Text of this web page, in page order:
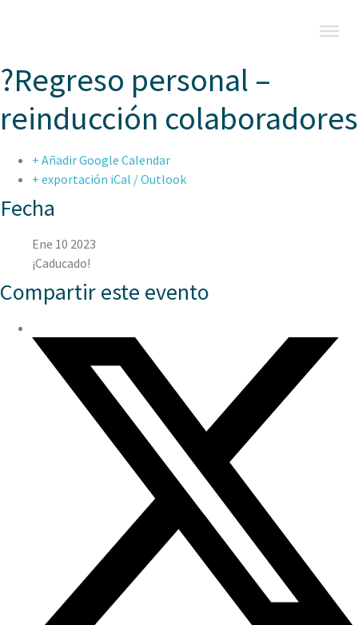
?Regreso personal –
reinducción colaboradores
+ Añadir Google Calendar
+ exportación iCal / Outlook
Fecha
Ene 10 2023
¡Caducado!
Compartir este evento